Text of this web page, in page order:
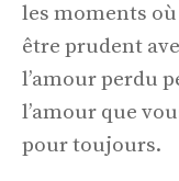
les moments où
être prudent
l’amour perdu
l’amour que
pour toujours.